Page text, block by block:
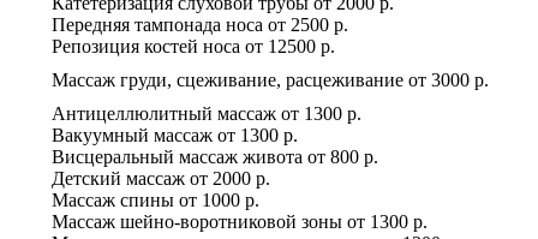
Передняя тампонада носа от 2500 р.
Репозиция костей носа от 12500 р.
Массаж груди, сцеживание, расцеживание от 3000 р.
Антицеллюлитный массаж от 1300 р.
Вакуумный массаж от 1300 р.
Висцеральный массаж живота от 800 р.
Детский массаж от 2000 р.
Массаж спины от 1000 р.
Массаж шейно-воротниковой зоны от 1300 р.